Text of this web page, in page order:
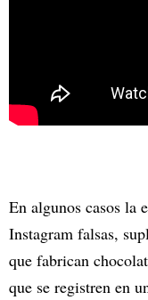
En algunos casos la
Instagram falsas,
que fabrican
que se registren en